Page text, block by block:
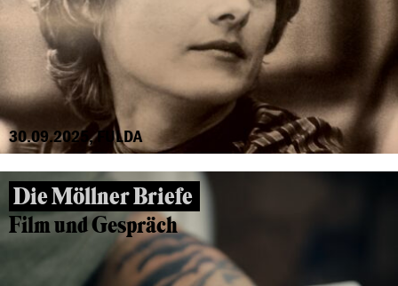
30.09.2025, FULDA
Die Möllner Briefe
Film und Gespräch